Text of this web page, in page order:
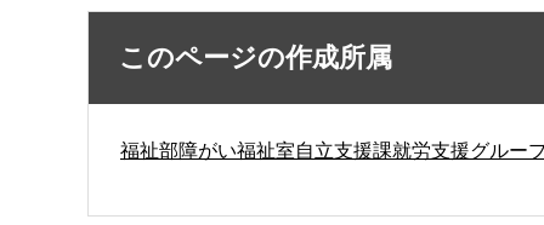
このページの作成所属
福祉部障がい福祉室自立支援課就労支援グルー